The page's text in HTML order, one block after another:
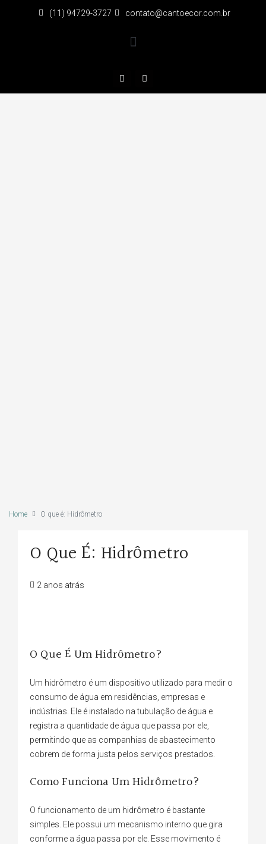
(11) 94729-3727 contato@cantoecor.com.br
Home O que é: Hidrômetro
O Que É: Hidrômetro
2 anos atrás
O Que É Um Hidrômetro?
Um hidrômetro é um dispositivo utilizado para medir o
consumo de água em residências, empresas e
indústrias. Ele é instalado na tubulação de água e
registra a quantidade de água que passa por ele,
permitindo que as companhias de abastecimento
cobrem de forma justa pelos serviços prestados.
Como Funciona Um Hidrômetro?
O funcionamento de um hidrômetro é bastante
simples. Ele possui um mecanismo interno que gira
conforme a água passa por ele. Esse movimento é